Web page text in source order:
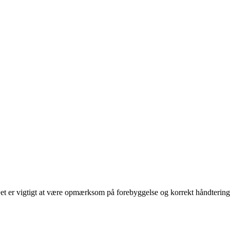
er vigtigt at være opmærksom på forebyggelse og korrekt håndtering